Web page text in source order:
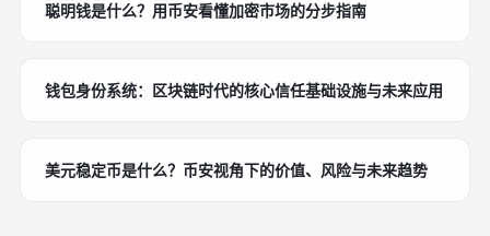
聪明钱是什么？用币安看懂加密市场的分步指南
钱包身份系统：区块链时代的核心信任基础设施与未来应用
美元稳定币是什么？币安视角下的价值、风险与未来趋势